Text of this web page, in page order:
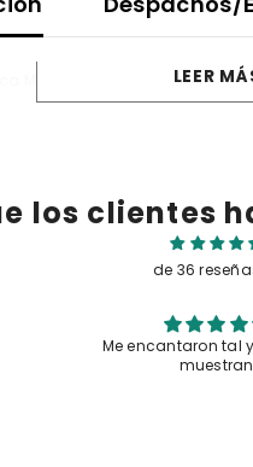
Materos de Plastico Incluye
LEER
los clientes
de 36
Muy lindo